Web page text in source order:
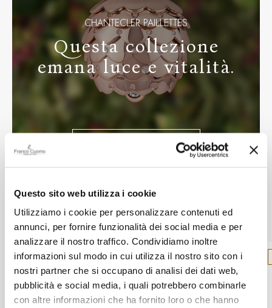
Questo sito web utilizza i cookie
Utilizziamo i cookie per personalizzare contenuti ed
annunci, per fornire funzionalità dei social media e per
analizzare il nostro traffico. Condividiamo inoltre
informazioni sul modo in cui utilizza il nostro sito con i
nostri partner che si occupano di analisi dei dati web,
pubblicità e social media, i quali potrebbero combinarle
con altre informazioni che ha fornito loro o che hanno
CHANTECLER PAILLETTES
Questa collezione
emana luce e vitalità.
SCOPRI LA COLLEZIONE
In vetrina